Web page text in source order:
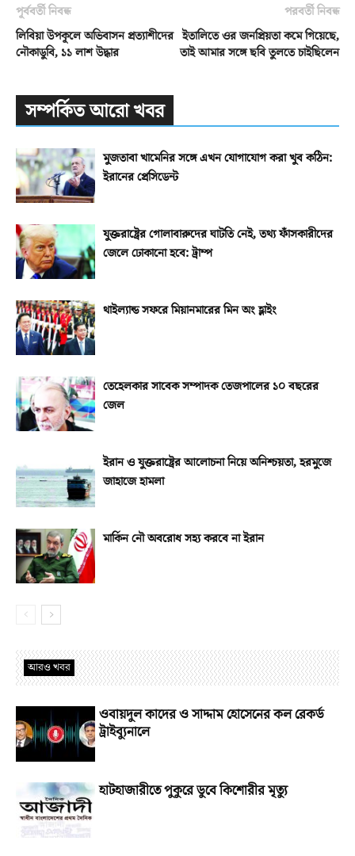
পূর্ববর্তী নিবন্ধ
লিবিয়া উপকূলে অভিবাসন প্রত্যাশীদের
নৌকাডুবি, ১১ লাশ উদ্ধার
পরবর্তী নিবন্ধ
ইতালিতে ওর জনপ্রিয়তা কমে গিয়েছে,
তাই আমার সঙ্গে ছবি তুলতে চাইছিলেন
সম্পর্কিত আরো খবর
মুজতাবা খামেনির সঙ্গে এখন যোগাযোগ করা খুব কঠিন:
ইরানের প্রেসিডেন্ট
যুক্তরাষ্ট্রের গোলাবারুদের ঘাটতি নেই, তথ্য ফাঁসকারীদের
জেলে ঢোকানো হবে: ট্রাম্প
থাইল্যান্ড সফরে মিয়ানমারের মিন অং হ্লাইং
তেহেলকার সাবেক সম্পাদক তেজপালের ১০ বছরের
জেল
ইরান ও যুক্তরাষ্ট্রের আলোচনা নিয়ে অনিশ্চয়তা, হরমুজে
জাহাজে হামলা
মার্কিন নৌ অবরোধ সহ্য করবে না ইরান
আরও খবর
ওবায়দুল কাদের ও সাদ্দাম হোসেনের কল রেকর্ড
ট্রাইব্যুনালে
হাটহাজারীতে পুকুরে ডুবে কিশোরীর মৃত্যু